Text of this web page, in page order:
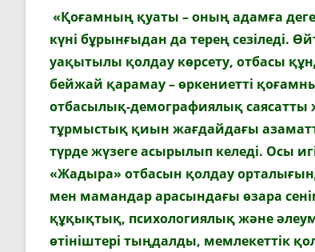
«Қоғамның қуаты – оның адамға
күні бұрынғыдан да терең сезіледі.
уақытылы қолдау көрсету, отбасы
бейжай қарамау – өркениетті
отбасылық-демографиялық саясатты
тұрмыстық қиын жағдайдағы
түрде жүзеге асырылып келеді. Осы
«Жадыра» отбасын қолдау
мен мамандар арасындағы өзара
құқықтық, психологиялық және
өтініштері тыңдалды, мемлекеттік